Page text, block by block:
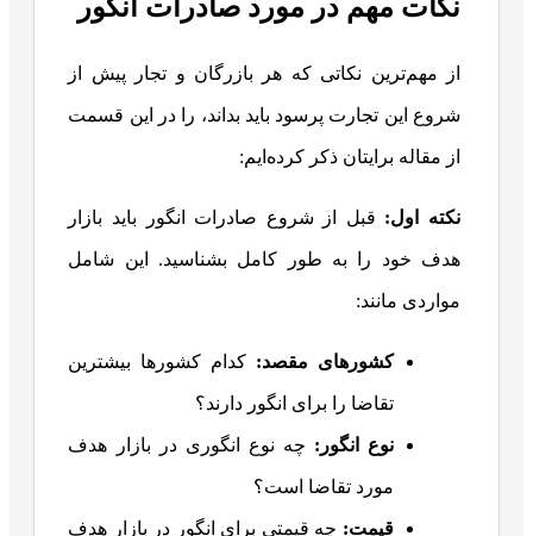
نکات مهم در مورد صادرات انگور
از مهم‌ترین نکاتی که هر بازرگان و تجار پیش از
شروع این تجارت پرسود باید بداند، را در این قسمت
از مقاله برایتان ذکر کرده‌ایم:
نکته اول: قبل از شروع صادرات انگور باید بازار
هدف خود را به طور کامل بشناسید. این شامل
مواردی مانند:
کشورهای مقصد: کدام کشورها بیشترین
تقاضا را برای انگور دارند؟
نوع انگور : چه نوع انگوری در بازار هدف
مورد تقاضا است؟
قیمت: چه قیمتی برای انگور در بازار هدف